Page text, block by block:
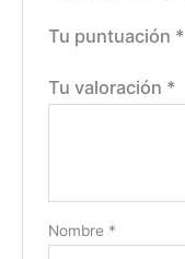
Tu puntuación *
Tu valoración *
Nombre *